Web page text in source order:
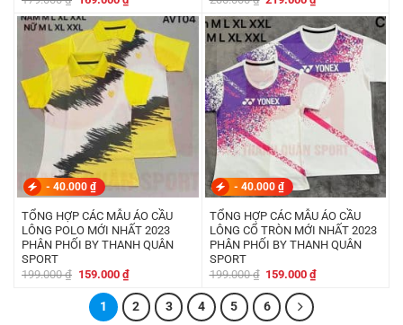
là:
179.000 ₫.
hiện
tại
là:
169.000 ₫.
là:
230.000 ₫.
tại
là:
219.000 ₫.
- 40.000 ₫
TỔNG HỢP CÁC MẪU ÁO CẦU
LÔNG POLO MỚI NHẤT 2023
PHÂN PHỐI BY THANH QUÂN
SPORT
199.000₫ Giá
199.000 ₫.
159.000 ₫Giá
hiện
tại
là:
159.000 ₫.
- 40.000 ₫
TỔNG HỢP CÁC MẪU ÁO CẦU
LÔNG CỔ TRÒN MỚI NHẤT 2023
PHÂN PHỐI BY THANH QUÂN
SPORT
199.000₫ Giá
là:
199.000 ₫.
159.000₫Giá
1 2 3 4 5 6